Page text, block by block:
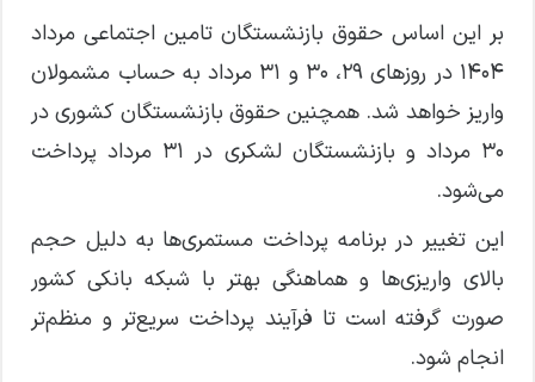
بر این اساس حقوق بازنشستگان تامین اجتماعی مرداد
۱۴۰۴ در روزهای ۲۹، ۳۰ و ۳۱ مرداد به حساب مشمولان
واریز خواهد شد. همچنین حقوق بازنشستگان کشوری در
۳۰ مرداد و بازنشستگان لشکری در ۳۱ مرداد پرداخت
می‌شود.
این تغییر در برنامه پرداخت مستمری‌ها به دلیل حجم
بالای واریزی‌ها و هماهنگی بهتر با شبکه بانکی کشور
صورت گرفته است تا فرآیند پرداخت سریع‌تر و منظم‌تر
انجام شود.